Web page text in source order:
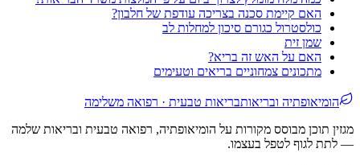
האם קיימת סכנה בצריכה עודפת של חלבון?
כולסטרול כגורם סיכון למחלות לב
שמן זית
האם על האש זה בריא?
מתכונים צמחוניים בריאים וטעימים
הומיאופתיה ובריאותבריאות טבעית · רפואה משלימה
מגזין תוכן מבוסס מקורות על הומיאופתיה, רפואה טבעית ובריאות שלמה
— לתת לגוף לטפל בעצמו.